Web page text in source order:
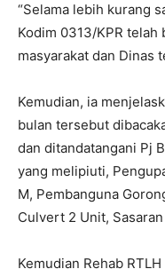
“Selama lebih kurang
Kodim 0313/KPR telah
masyarakat dan Dinas
Kemudian, ia
bulan tersebut
dan ditandatangani Pj
yang melipiuti,
M, Pembanguna
Culvert 2 Unit,
Kemudian Rehab